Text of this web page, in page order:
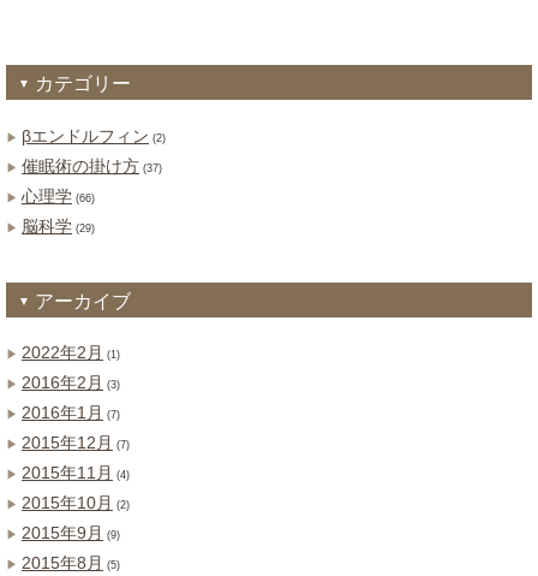
カテゴリー
βエンドルフィン (2)
催眠術の掛け方 (37)
心理学 (66)
脳科学 (29)
アーカイブ
2022年2月 (1)
2016年2月 (3)
2016年1月 (7)
2015年12月 (7)
2015年11月 (4)
2015年10月 (2)
2015年9月 (9)
2015年8月 (5)